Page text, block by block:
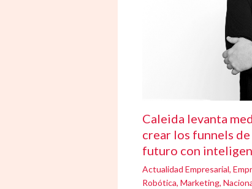
Caleida levanta
crear los funnels
futuro con
Actualidad Empresarial,
Robótica, Marketing,